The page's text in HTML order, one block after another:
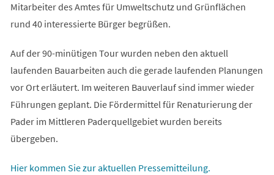
Mitarbeiter des Amtes für Umweltschutz und Grünflächen
rund 40 interessierte Bürger begrüßen.
Auf der 90-minütigen Tour wurden neben den aktuell
laufenden Bauarbeiten auch die gerade laufenden Planungen
vor Ort erläutert. Im weiteren Bauverlauf sind immer wieder
Führungen geplant. Die Fördermittel für Renaturierung der
Pader im Mittleren Paderquellgebiet wurden bereits
übergeben.
Hier kommen Sie zur aktuellen Pressemitteilung.